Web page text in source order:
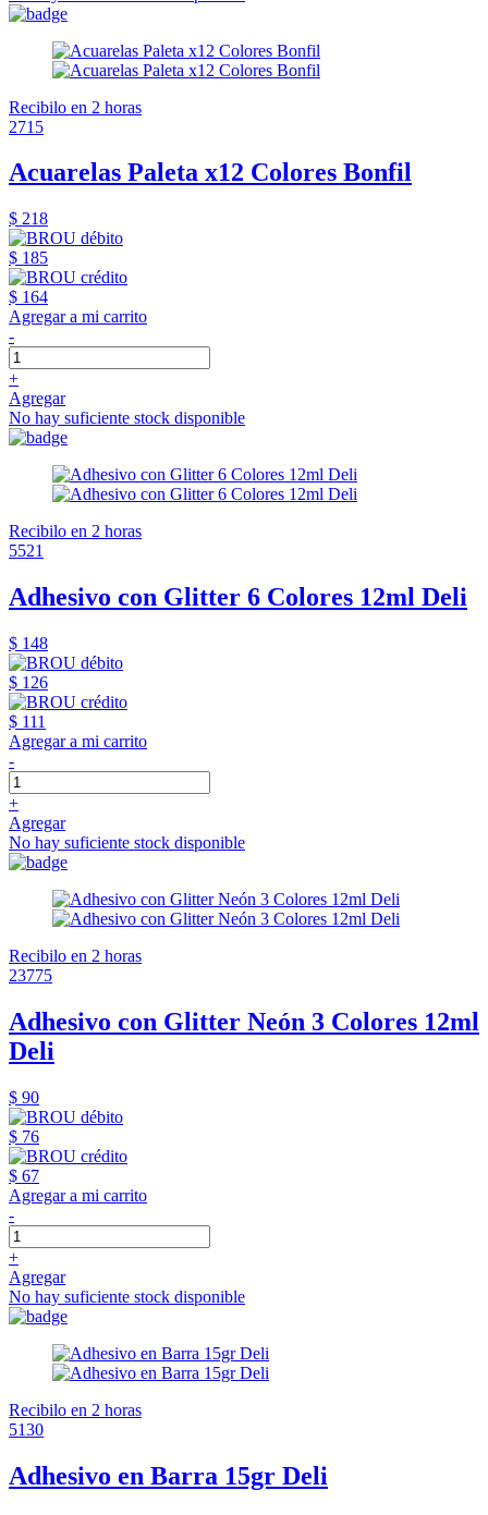
Recibilo en 2 horas
2715
Acuarelas Paleta x12 Colores Bonfil
$ 218
$ 185
$ 164
Agregar a mi carrito
-
+
Agregar
No hay suficiente stock disponible
Recibilo en 2 horas
5521
Adhesivo con Glitter 6 Colores 12ml Deli
$ 148
$ 126
$ 111
Agregar a mi carrito
-
+
Agregar
No hay suficiente stock disponible
Recibilo en 2 horas
23775
Adhesivo con Glitter Neón 3 Colores 12ml
Deli
$ 90
$ 76
$ 67
Agregar a mi carrito
-
+
Agregar
No hay suficiente stock disponible
Recibilo en 2 horas
5130
Adhesivo en Barra 15gr Deli